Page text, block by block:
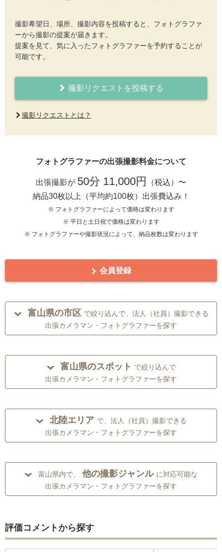
撮影希望日、場所、撮影内容を投稿すると、フォトグラファ
ーから撮影の提案が届きます。
提案を見て、気に入ったフォトグラファーを予約することが
可能です。
撮影リクエストを投稿する
撮影リクエストとは？
フォトグラファーの出張撮影料金について
出張撮影が 50分 11,000円
（税込）〜
納品30枚以上（平均約100枚）出張費込み！
※ フォトグラファーによって価格は変わります
※ 平日と土日祝で価格は変わります
※ フォトグラファーや撮影状況によって、納品枚数は変わります
会員登録
富山県の市区 で絞り込んで、法人（社員）撮影できる
出張カメラマン・フォトグラファーを探す
富山県のスポット で絞り込んで
出張カメラマン・フォトグラファーを探す
北陸エリア で、法人（社員）撮影できる
出張カメラマン・フォトグラファーを探す
富山県内で、 他の撮影ジャンル に対応可能な
出張カメラマン・フォトグラファーを探す
評価コメントから探す